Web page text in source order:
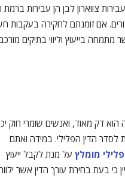
צווארון לבן הן עבירות ברמת
אם זומנתם לחקירה בעקבות
מתמחה בייעוץ וליווי בתיקים
דק מאוד, ואנשים שומרי חוק
הדין הפלילי. במידה ואתם
פלילי מומלץ על מנת לקבל ייעוץ
בעת בחירת עורך הדין אשר ילווה